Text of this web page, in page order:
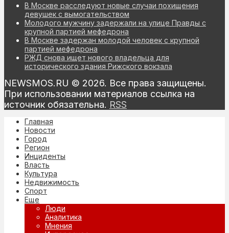
В Москве расследуют новые случаи похищения
девушек с вымогательством
Молодого мужчину задержали на улице Правды с
крупной партией мефедрона
В Москве задержан молодой человек с крупной
партией мефедрона
РЖД снова ищет нового владельца для
исторического здания Рижского вокзала
NEWSMOS.RU © 2026. Все права защищены.
При использовании материалов ссылка на
источник обязательна. RSS
Главная
Новости
Город
Регион
Инциденты
Власть
Культура
Недвижимость
Спорт
Еще
Люди
Аналитика
Мнения